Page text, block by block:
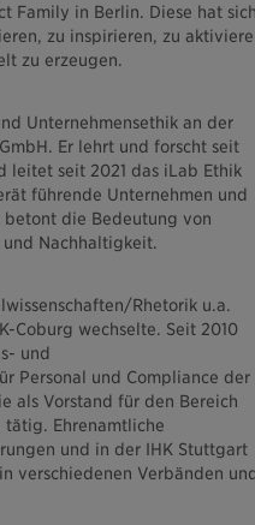
Family in Berlin. Diese hat
zu inspirieren, zu
zu erzeugen.
Unternehmensethik an der
Er lehrt und forscht seit
leitet seit 2021 das iLab Ethik
führende Unternehmen und
die Bedeutung von
Nachhaltigkeit.
Rhetorik u.a.
Coburg wechselte. Seit 2010
und
Personal und Compliance der
als Vorstand für den Bereich
tätig. Ehrenamtliche
und in der IHK Stuttgart
verschiedenen Verbänden